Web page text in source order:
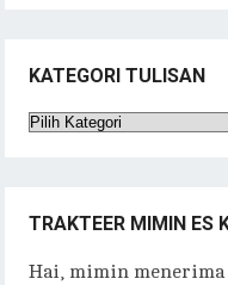
KATEGORI TULISAN
Kategori
TRAKTEER MIMIN ES
Hai, mimin